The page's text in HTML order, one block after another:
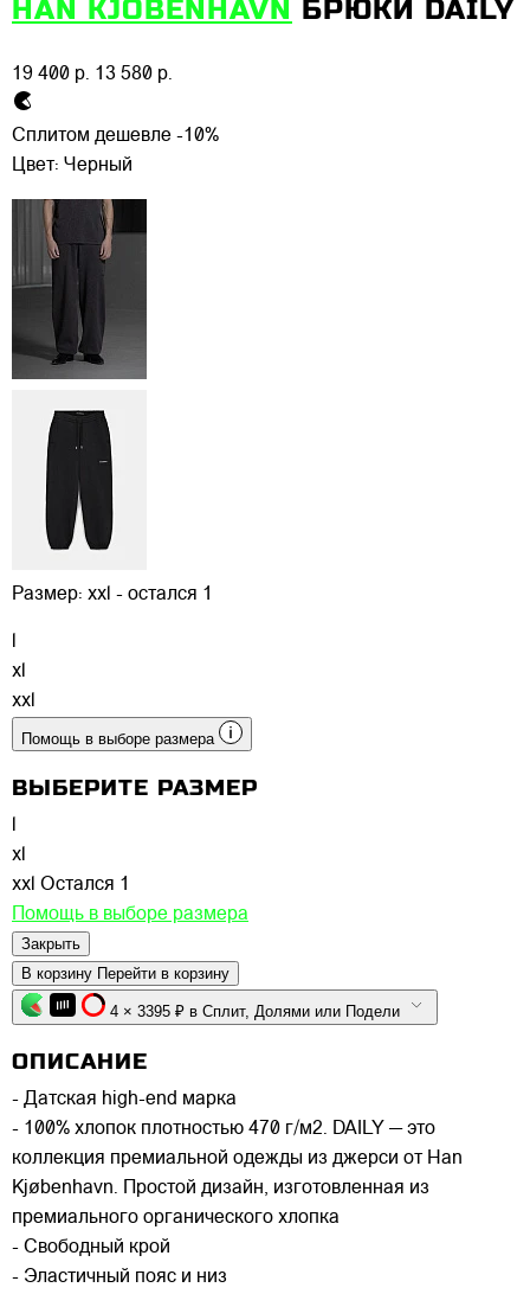
HAN KJOBENHAVN БРЮКИ DAILY
19 400 р. 13 580 р.
Сплитом дешевле -10%
Цвет: Черный
Размер: xxl - остался 1
xl
xxl
Помощь в выборе размера
ВЫБЕРИТЕ РАЗМЕР
l
xl
xxl Остался 1
Помощь в выборе размера
Закрыть
В корзину Перейти в корзину
4 × 3395 ₽ в Сплит, Долями или Подели
ОПИСАНИЕ
- Датская high-end марка
- 100% хлопок плотностью 470 г/м2. DAILY — это
коллекция премиальной одежды из джерси от Han
Kjøbenhavn. Простой дизайн, изготовленная из
премиального органического хлопка
- Свободный крой
- Эластичный пояс и низ